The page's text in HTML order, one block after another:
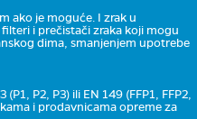
ako je moguće. I zrak u
i prečistači zraka koji mogu
dima, smanjenjem upotrebe
P2, P3) ili EN 149 (FFP1, FFP2,
i prodavnicama opreme za